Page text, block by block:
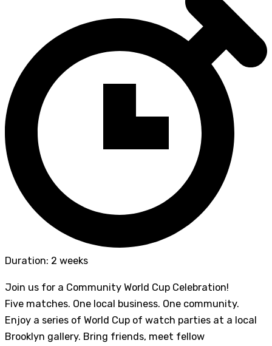
Duration: 2 weeks
Join us for a Community World Cup Celebration!
Five matches. One local business. One community.
Enjoy a series of World Cup of watch parties at a local
Brooklyn gallery. Bring friends, meet fellow